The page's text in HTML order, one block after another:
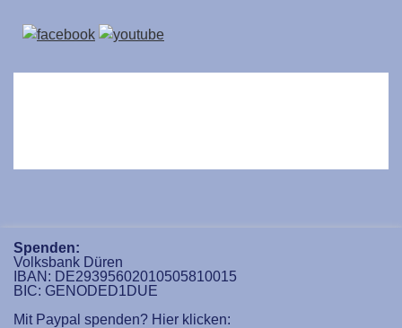
Spenden:
Volksbank Düren
IBAN: DE29395602010505810015
BIC: GENODED1DUE
Mit Paypal spenden? Hier klicken: